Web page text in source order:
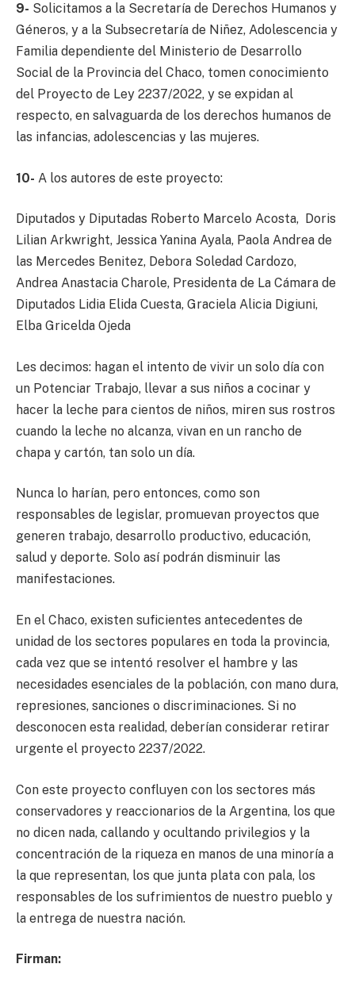
9- Solicitamos a la Secretaría de Derechos Humanos y
Géneros, y a la Subsecretaría de Niñez, Adolescencia y
Familia dependiente del Ministerio de Desarrollo
Social de la Provincia del Chaco, tomen conocimiento
del Proyecto de Ley 2237/2022, y se expidan al
respecto, en salvaguarda de los derechos humanos de
las infancias, adolescencias y las mujeres.
10- A los autores de este proyecto:
Diputados y Diputadas Roberto Marcelo Acosta, Doris
Lilian Arkwright, Jessica Yanina Ayala, Paola Andrea de
las Mercedes Benitez, Debora Soledad Cardozo,
Andrea Anastacia Charole, Presidenta de La Cámara de
Diputados Lidia Elida Cuesta, Graciela Alicia Digiuni,
Elba Gricelda Ojeda
Les decimos: hagan el intento de vivir un solo día con
un Potenciar Trabajo, llevar a sus niños a cocinar y
hacer la leche para cientos de niños, miren sus rostros
cuando la leche no alcanza, vivan en un rancho de
chapa y cartón, tan solo un día.
Nunca lo harían, pero entonces, como son
responsables de legislar, promuevan proyectos que
generen trabajo, desarrollo productivo, educación,
salud y deporte. Solo así podrán disminuir las
manifestaciones.
En el Chaco, existen suficientes antecedentes de
unidad de los sectores populares en toda la provincia,
cada vez que se intentó resolver el hambre y las
necesidades esenciales de la población, con mano dura,
represiones, sanciones o discriminaciones. Si no
desconocen esta realidad, deberían considerar retirar
urgente el proyecto 2237/2022.
Con este proyecto confluyen con los sectores más
conservadores y reaccionarios de la Argentina, los que
no dicen nada, callando y ocultando privilegios y la
concentración de la riqueza en manos de una minoría a
la que representan, los que junta plata con pala, los
responsables de los sufrimientos de nuestro pueblo y
la entrega de nuestra nación.
Firman: